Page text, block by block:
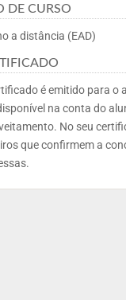
DE CURSO
a distância (EAD)
é emitido para o
na conta do
No seu
que confirmem a